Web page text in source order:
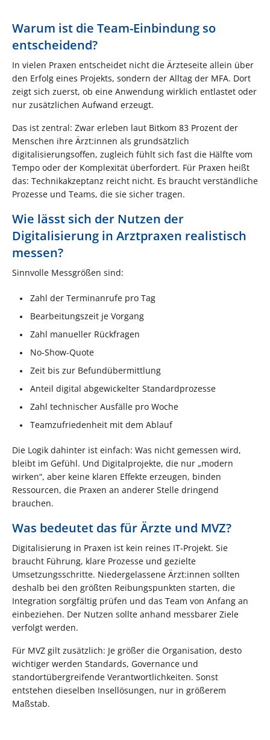
Warum ist die Team-Einbindung so
entscheidend?
In vielen Praxen entscheidet nicht die Ärzteseite allein über
den Erfolg eines Projekts, sondern der Alltag der MFA. Dort
zeigt sich zuerst, ob eine Anwendung wirklich entlastet oder
nur zusätzlichen Aufwand erzeugt.
Das ist zentral: Zwar erleben laut Bitkom 83 Prozent der
Menschen ihre Ärzt:innen als grundsätzlich
digitalisierungsoffen, zugleich fühlt sich fast die Hälfte vom
Tempo oder der Komplexität überfordert. Für Praxen heißt
das: Technikakzeptanz reicht nicht. Es braucht verständliche
Prozesse und Teams, die sie sicher tragen.
Wie lässt sich der Nutzen der
Digitalisierung in Arztpraxen realistisch
messen?
Sinnvolle Messgrößen sind:
Zahl der Terminanrufe pro Tag
Bearbeitungszeit je Vorgang
Zahl manueller Rückfragen
No-Show-Quote
Zeit bis zur Befundübermittlung
Anteil digital abgewickelter Standardprozesse
Zahl technischer Ausfälle pro Woche
Teamzufriedenheit mit dem Ablauf
Die Logik dahinter ist einfach: Was nicht gemessen wird,
bleibt im Gefühl. Und Digitalprojekte, die nur „modern
wirken“, aber keine klaren Effekte erzeugen, binden
Ressourcen, die Praxen an anderer Stelle dringend
brauchen.
Was bedeutet das für Ärzte und MVZ?
Digitalisierung in Praxen ist kein reines IT-Projekt. Sie
braucht Führung, klare Prozesse und gezielte
Umsetzungsschritte. Niedergelassene Ärzt:innen sollten
deshalb bei den größten Reibungspunkten starten, die
Integration sorgfältig prüfen und das Team von Anfang an
einbeziehen. Der Nutzen sollte anhand messbarer Ziele
verfolgt werden.
Für MVZ gilt zusätzlich: Je größer die Organisation, desto
wichtiger werden Standards, Governance und
standortübergreifende Verantwortlichkeiten. Sonst
entstehen dieselben Insellösungen, nur in größerem
Maßstab.